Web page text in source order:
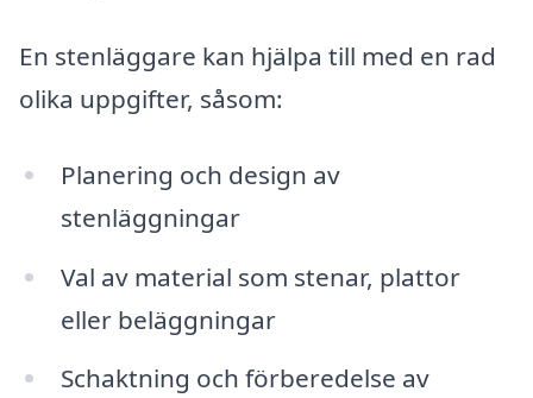
En stenläggare kan hjälpa till med en rad
olika uppgifter, såsom:
Planering och design av
stenläggningar
Val av material som stenar, plattor
eller beläggningar
Schaktning och förberedelse av